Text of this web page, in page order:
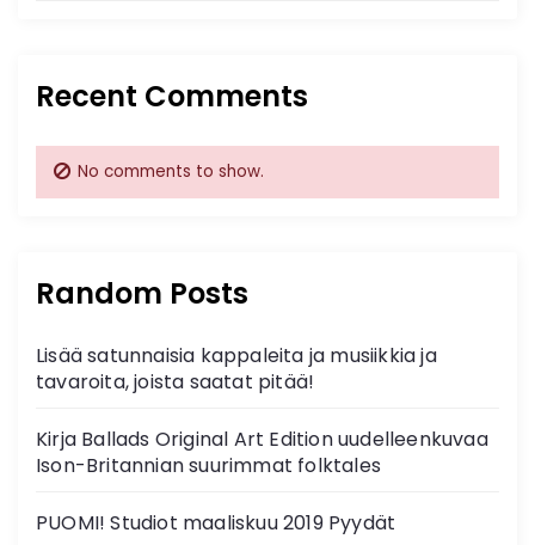
Recent Comments
No comments to show.
Random Posts
Lisää satunnaisia kappaleita ja musiikkia ja
tavaroita, joista saatat pitää!
Kirja Ballads Original Art Edition uudelleenkuvaa
Ison-Britannian suurimmat folktales
PUOMI! Studiot maaliskuu 2019 Pyydät